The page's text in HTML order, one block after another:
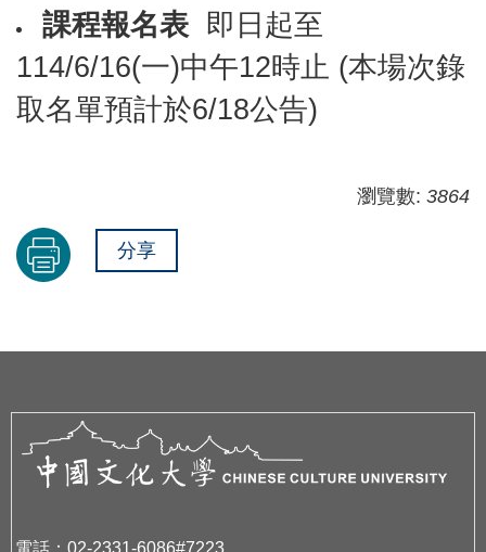
課程報名表 即日起至
114/6/16(一)中午12時止 (本場次錄
取名單預計於6/18公告)
瀏覽數: 3864
分享
電話：02-2331-6086#7223